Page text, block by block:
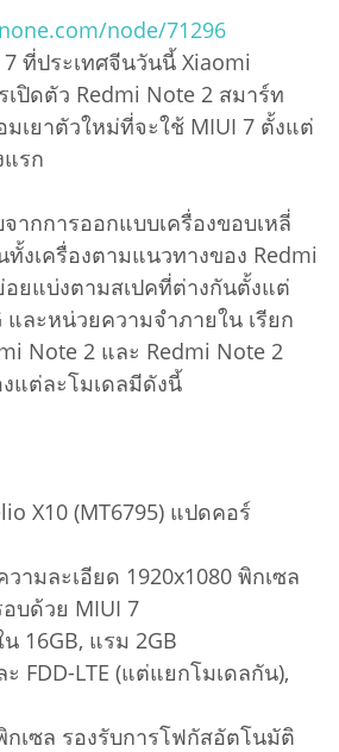
node/71296
ที่ประเทศจีนวันนี้ Xiaomi
เปิดตัว Redmi Note 2 สมาร์ท
เยาตัวใหม่ที่จะใช้ MIUI 7 ตั้งแต่
แรก
ากการออกแบบเครื่องขอบเหลี่
งเครื่องตามแนวทางของ Redmi
อยแบ่งตามสเปคที่ต่างกันตั้งแต่
และหน่วยความจำภายใน เรียก
Note 2 และ Redmi Note 2
แต่ละโมเดลมีดังนี้
X10 (MT6795) แปดคอร์
ามละเอียด 1920x1080 พิกเซล
บด้วย MIUI 7
16GB, แรม 2GB
ะ FDD-LTE (แต่แยกโมเดลกัน),
กเซล รองรับการโฟกัสอัตโนมัติ